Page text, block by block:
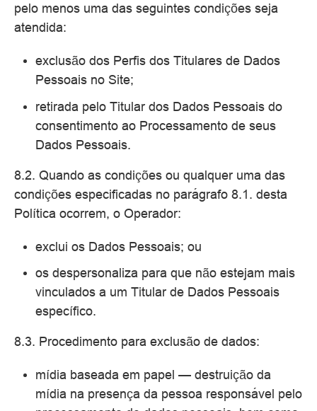
pelo menos uma das seguintes condições seja
atendida:
exclusão dos Perfis dos Titulares de Dados
Pessoais no Site;
retirada pelo Titular dos Dados Pessoais do
consentimento ao Processamento de seus
Dados Pessoais.
8.2. Quando as condições ou qualquer uma das
condições especificadas no parágrafo 8.1. desta
Política ocorrem, o Operador:
exclui os Dados Pessoais; ou
os despersonaliza para que não estejam mais
vinculados a um Titular de Dados Pessoais
específico.
8.3. Procedimento para exclusão de dados:
mídia baseada em papel — destruição da
mídia na presença da pessoa responsável pelo